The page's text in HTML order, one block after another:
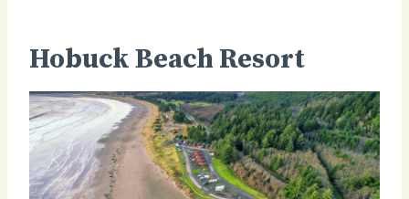
Hobuck Beach Resort